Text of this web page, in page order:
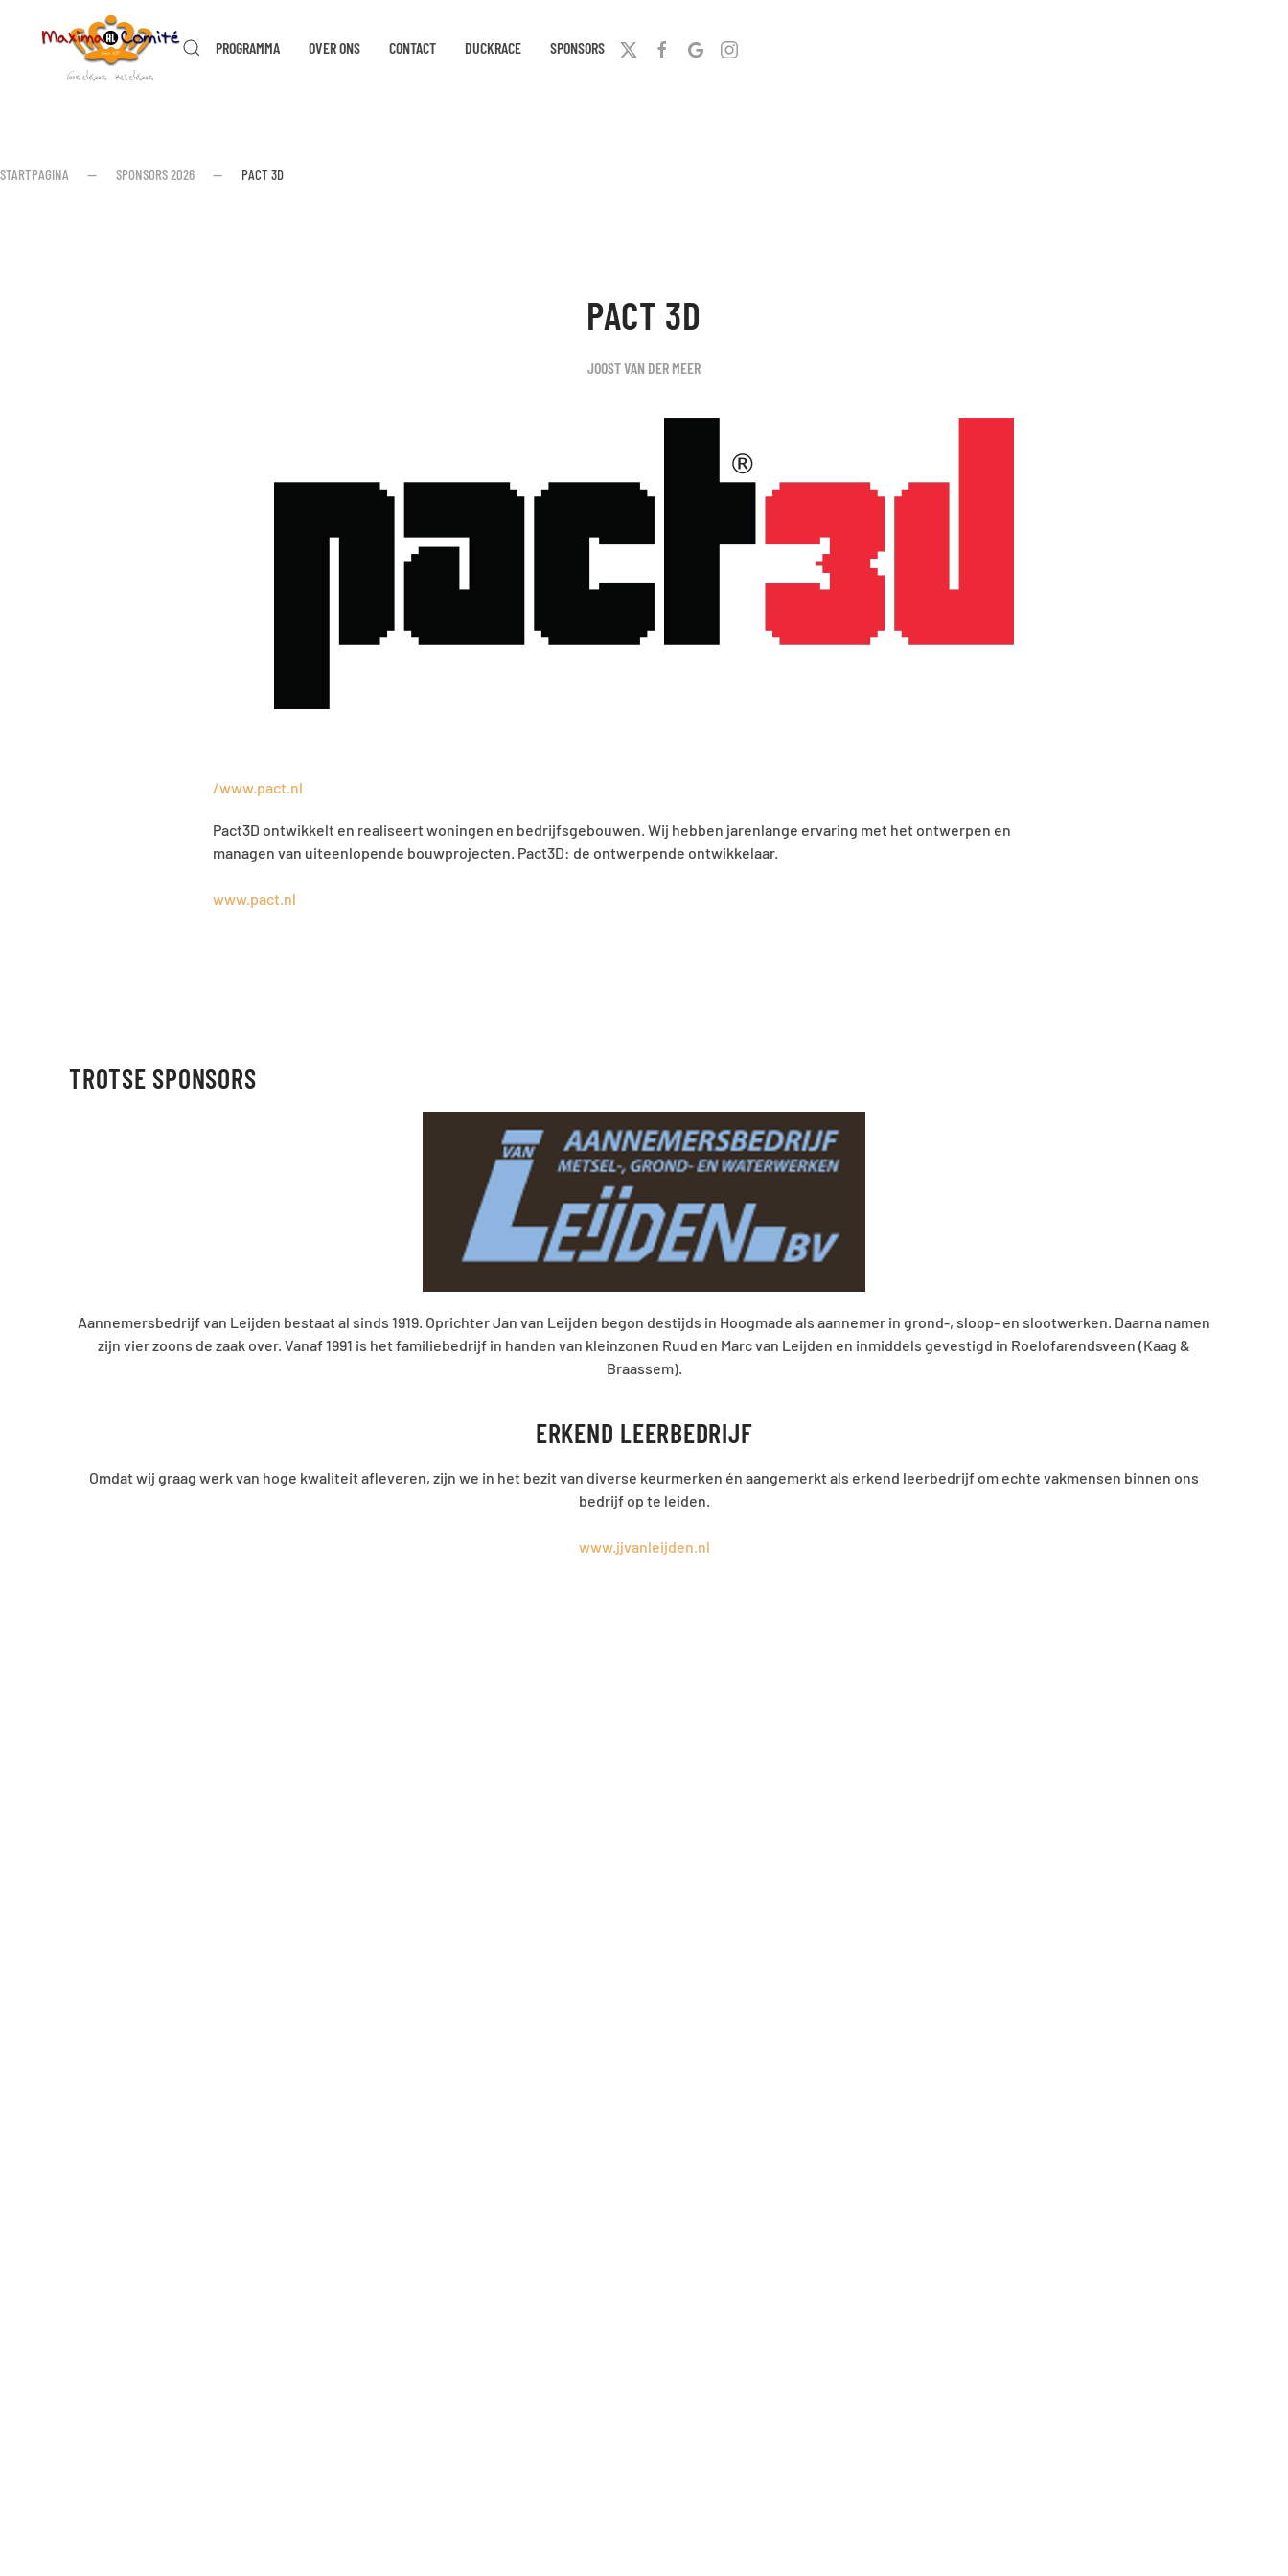
Skip to main content PROGRAMMA OVER ONS CONTACT DUCKRACE SPONSORS
STARTPAGINA SPONSORS 2026 PACT 3D
PACT 3D
JOOST VAN DER MEER
/www.pact.nl
Pact3D ontwikkelt en realiseert woningen en bedrijfsgebouwen. Wij hebben jarenlange ervaring met het ontwerpen en
managen van uiteenlopende bouwprojecten. Pact3D: de ontwerpende ontwikkelaar.
www.pact.nl
TROTSE SPONSORS
Leijden bestaat al sinds 1919. Oprichter Jan van Leijden begon destijds in Hoogmade als aannemer in grond-, sloop- en slootwerken. Daarna namen
zaak over. Vanaf 1991 is het familiebedrijf in handen van kleinzonen Ruud en Marc van Leijden en inmiddels gevestigd in Roelofarendsveen (Kaag &
ERKEND LEERBEDRIJF
van hoge kwaliteit afleveren, zijn we in het bezit van diverse keurmerken én aangemerkt als erkend leerbedrijf om echte vakmensen binnen ons